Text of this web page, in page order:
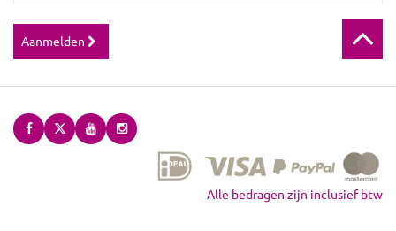
Aanmelden
Alle bedragen zijn inclusief btw